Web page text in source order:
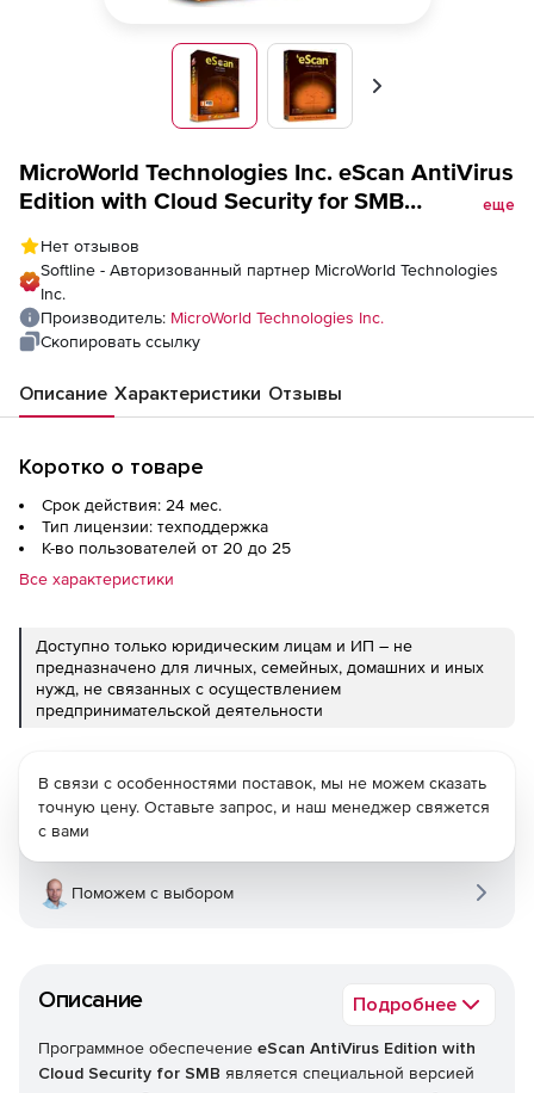
Вперед
MicroWorld Technologies Inc. eScan AntiVirus
Edition with Cloud Security for SMB
года
еще
Нет отзывов
Softline - Авторизованный партнер MicroWorld Technologies
Inc.
Производитель: MicroWorld Technologies Inc.
Скопировать ссылку
Описание Характеристики Отзывы
Коротко о товаре
Срок действия: 24 мес.
Тип лицензии: техподдержка
К-во пользователей от 20 до 25
Все характеристики
Доступно только юридическим лицам и ИП – не
предназначено для личных, семейных, домашних и иных
нужд, не связанных с осуществлением
предпринимательской деятельности
Описание Подробнее
Программное обеспечение eScan AntiVirus Edition with
Cloud Security for SMB является специальной версией
В связи с особенностями поставок, мы не можем сказать
точную цену. Оставьте запрос, и наш менеджер свяжется
с вами
Поможем с выбором